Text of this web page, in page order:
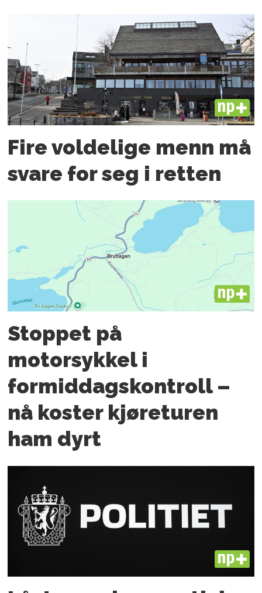
PLUS
Fire voldelige menn må
svare for seg i retten
PLUS
Stoppet på
motorsykkel i
formiddagskontroll –
nå koster kjøreturen
ham dyrt
PLUS